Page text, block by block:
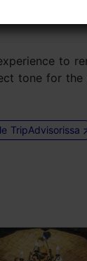
to
tone for the
TripAdvisorissa